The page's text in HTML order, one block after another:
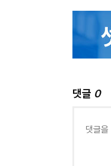
댓글 0